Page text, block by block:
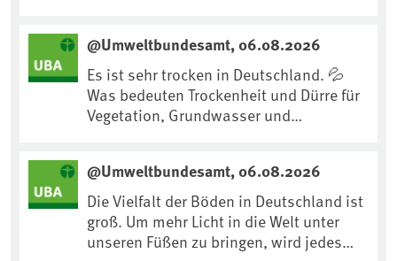
https://www.ardsounds.de/episode/urn
:ard:episode:0e7cf1c4b819c26d/
@Umweltbundesamt, 06.08.2026
Es ist sehr trocken in Deutschland. 💦
Was bedeuten Trockenheit und Dürre für
Vegetation, Grundwasser und
anpassen?🤔Antworten auf diese und
weitere Fragen auf unserer Webseite:
www.uba.de/trockenheit #Trockenheit
#Klimawandel
@Umweltbundesamt, 06.08.2026
Die Vielfalt der Böden in Deutschland ist
groß. Um mehr Licht in die Welt unter
unseren Füßen zu bringen, wird jedes